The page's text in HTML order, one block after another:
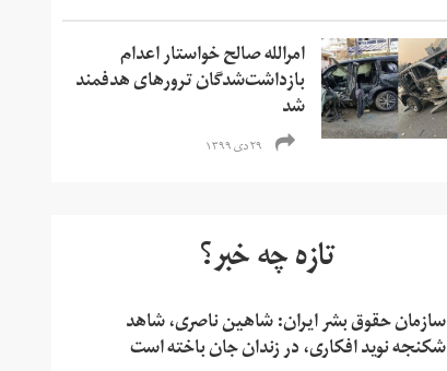
امرالله صالح خواستار اعدام
بازداشت‌شدگان ترورهای هدفمند
شد
۲۹ دی ۱۳۹۹
تازه چه خبر؟
سازمان حقوق بشر ایران: شاهین ناصری، شاهد
شکنجه نوید افکاری، در زندان جان باخته است